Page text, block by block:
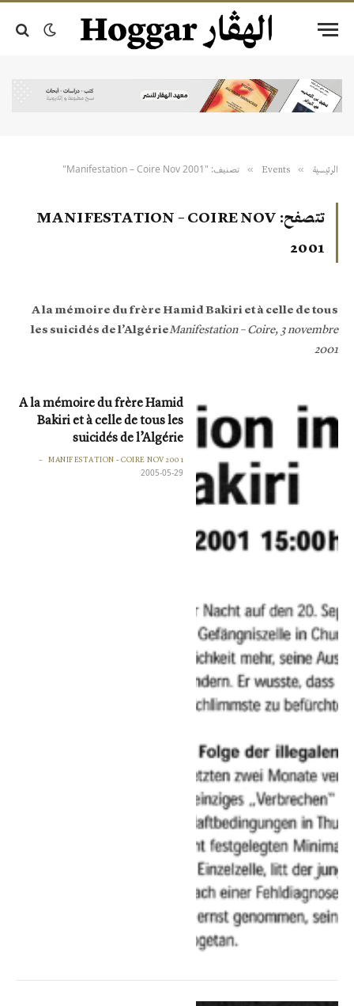
الرئيسية »
Events
» تصنيف: "Manifestation – Coire Nov 2001"
تتصفح: MANIFESTATION – COIRE NOV
2001
A la mémoire du frère Hamid Bakiri et à celle de tous
les suicidés de l’AlgérieManifestation – Coire, 3 novembre
2001
A la mémoire du frère Hamid
Bakiri et à celle de tous les
suicidés de l’Algérie
MANIFESTATION - COIRE NOV 2001
2005-05-29